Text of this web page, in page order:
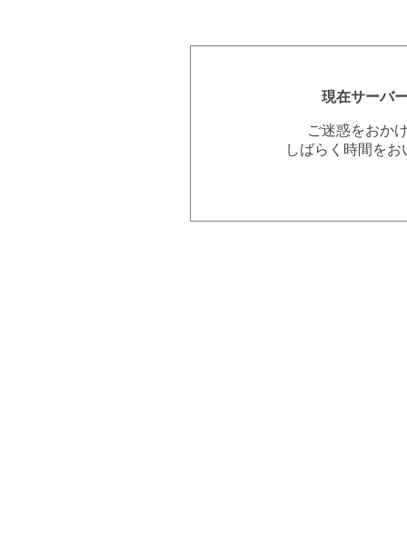
現在サーバ
ご迷惑をおか
しばらく時間を